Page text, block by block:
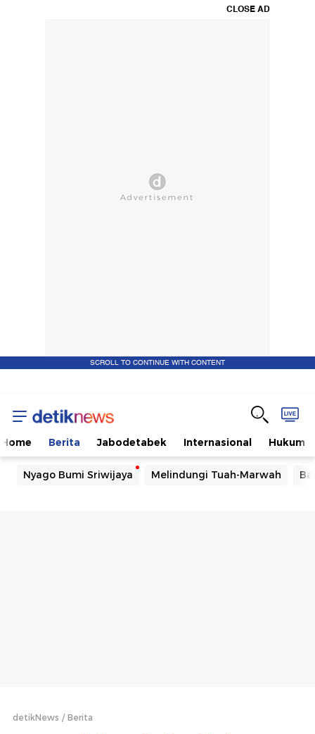
CLOSE AD
SCROLL TO CONTINUE WITH CONTENT
Home Berita Jabodetabek Internasional Hukum
Nyago Bumi Sriwijaya Melindungi Tuah-Marwah
detikNews Berita